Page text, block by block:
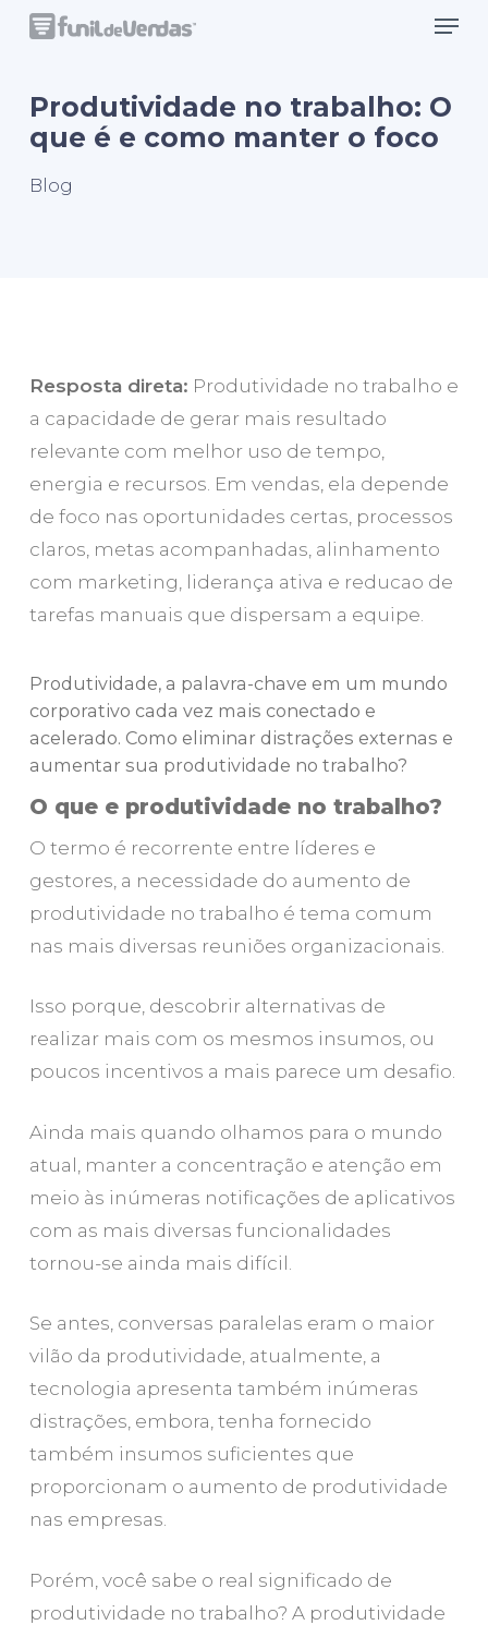
Skip
content
Produtividade no trabalho: O
que é e como manter o foco
Blog
Resposta direta: Produtividade no trabalho e
a capacidade de gerar mais resultado
relevante com melhor uso de tempo,
energia e recursos. Em vendas, ela depende
de foco nas oportunidades certas, processos
claros, metas acompanhadas, alinhamento
com marketing, liderança ativa e reducao de
tarefas manuais que dispersam a equipe.
Produtividade, a palavra-chave em um mundo
corporativo cada vez mais conectado e
acelerado. Como eliminar distrações externas e
aumentar sua produtividade no trabalho?
O que e produtividade no trabalho?
O termo é recorrente entre líderes e
gestores, a necessidade do aumento de
produtividade no trabalho é tema comum
nas mais diversas reuniões organizacionais.
Isso porque, descobrir alternativas de
realizar mais com os mesmos insumos, ou
poucos incentivos a mais parece um desafio.
Ainda mais quando olhamos para o mundo
atual, manter a concentração e atenção em
meio às inúmeras notificações de aplicativos
com as mais diversas funcionalidades
tornou-se ainda mais difícil.
Se antes, conversas paralelas eram o maior
vilão da produtividade, atualmente, a
tecnologia apresenta também inúmeras
distrações, embora, tenha fornecido
também insumos suficientes que
proporcionam o aumento de produtividade
nas empresas.
Porém, você sabe o real significado de
produtividade no trabalho? A produtividade
Menu